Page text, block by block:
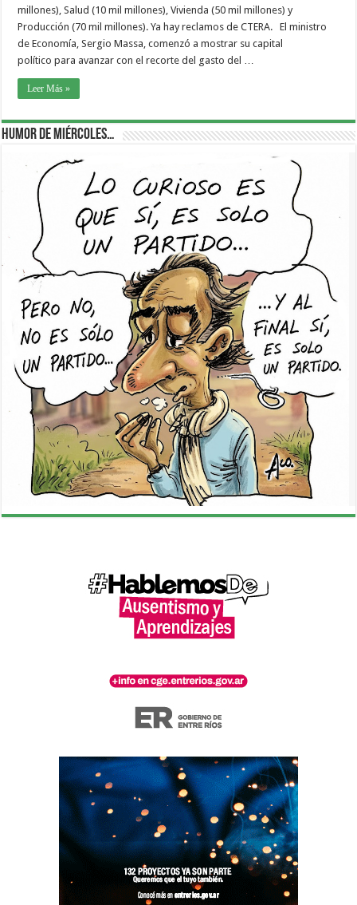
millones), Salud (10 mil millones), Vivienda (50 mil millones) y
Producción (70 mil millones). Ya hay reclamos de CTERA. El ministro
de Economía, Sergio Massa, comenzó a mostrar su capital
político para avanzar con el recorte del gasto del …
Leer Más »
Humor de Miércoles…